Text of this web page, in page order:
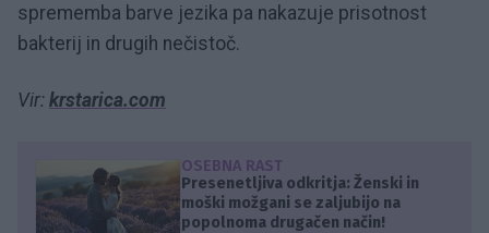
sprememba barve jezika pa nakazuje prisotnost
bakterij in drugih nečistoč.
Vir: krstarica.com
OSEBNA RAST
Presenetljiva odkritja: Ženski in
moški možgani se zaljubijo na
popolnoma drugačen način!